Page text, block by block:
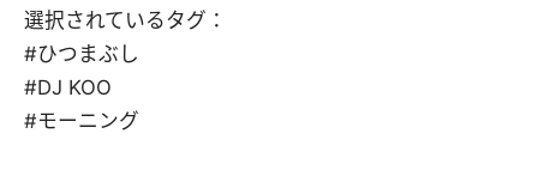
選択されているタグ：
#ひつまぶし
#DJ KOO
#モーニング